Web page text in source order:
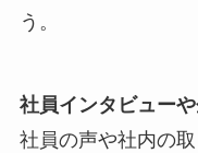
う。
社員インタビュー
社員の声や社内の